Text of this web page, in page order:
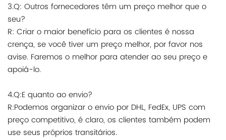
3.Q: Outros fornecedores têm um preço melhor que o
seu?
R: Criar o maior benefício para os clientes é nossa
crença, se você tiver um preço melhor, por favor nos
avise. Faremos o melhor para atender ao seu preço e
apoiá-lo.
4.Q:E quanto ao envio?
R:Podemos organizar o envio por DHL, FedEx, UPS com
preço competitivo, é claro, os clientes também podem
use seus próprios transitários.